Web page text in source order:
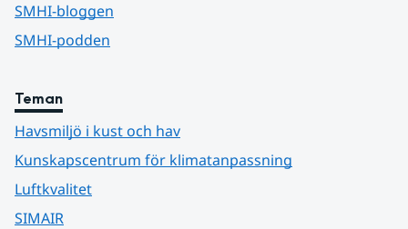
SMHI-bloggen
SMHI-podden
Teman
Havsmiljö i kust och hav
Kunskapscentrum för klimatanpassning
Luftkvalitet
SIMAIR